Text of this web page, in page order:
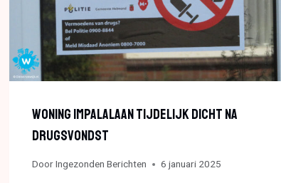
Woning Impalalaan Tijdelijk Dicht Na
Drugsvondst
Door Ingezonden Berichten 6 januari 2025